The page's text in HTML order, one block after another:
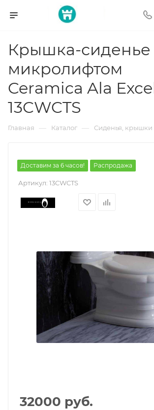
Крышка-сиденье
микролифтом
Ceramica Ala
13CWCTS
Главная — Каталог — Сиденья, крышки
Доставим за 6 часов! Распродажа
Артикул: 13CWCTS
32000 руб.